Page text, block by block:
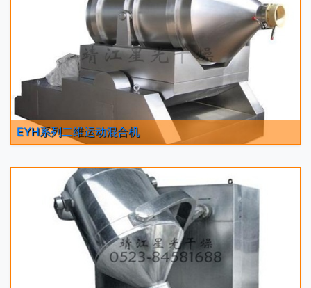
EYH系列二维运动混合机